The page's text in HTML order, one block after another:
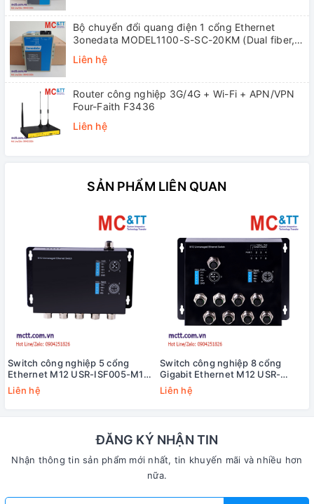
Bộ chuyển đổi quang điện 1 cổng Ethernet
3onedata MODEL1100-S-SC-20KM (Dual fiber,
Liên hệ
Router công nghiệp 3G/4G + Wi-Fi + APN/VPN
Four-Faith F3436
Liên hệ
SẢN PHẨM LIÊN QUAN
Switch công nghiệp 5 cổng
Ethernet M12 USR-ISF005-M12-
CZ
Liên hệ
Switch công nghiệp 8 cổng
Gigabit Ethernet M12 USR-
ISG008-M12-BG
Liên hệ
ĐĂNG KÝ NHẬN TIN
Nhận thông tin sản phẩm mới nhất, tin khuyến mãi và nhiều hơn
nữa.